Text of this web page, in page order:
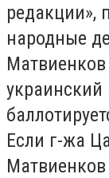
редакции»,
народные
украинский
Если г-жа